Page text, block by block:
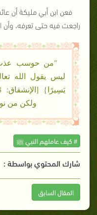
فعن ابن أبي مليكة أن
راجعت فيه حتى تعرفه،
"من حوسب
ليس يقول الله
ولكن من
# كيف عاملهم النبي ﷺ
شارك المحتوي بواسطة :
المقال السابق